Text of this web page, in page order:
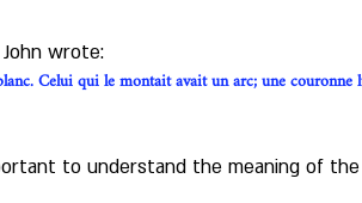
wrote:
Celui qui le montait avait un arc; une
to understand the meaning of